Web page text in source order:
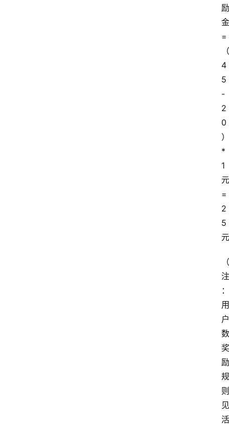
励
金
=
（
4
5
-
2
0
）
*
1
元
=
2
5
元
（
注
：
用
户
数
奖
励
规
则
见
活